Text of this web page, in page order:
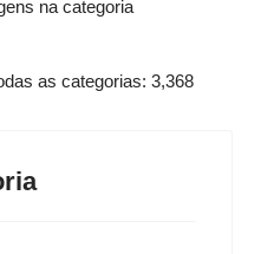
na categoria
as categorias: 3,368